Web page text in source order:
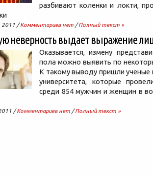
разбивают коленки и локти,
2011 /Комментариев нет /Полный текст »
неверность выдает выражение
Оказывается, измену
пола можно выявить по
К такому выводу пришли ученые
университета, которые
среди 854 мужчин и женщин в
/Комментариев нет /Полный текст »